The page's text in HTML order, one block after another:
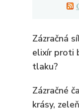
Zázračná
elixír proti
tlaku?
Zázračné
krásy,